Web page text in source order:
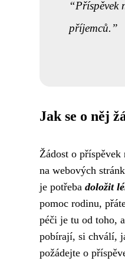
Příspěvek
příjemců.
Jak se o něj
Žádost o
na webových
je potřeba doložit
pomoc rodinu,
péči je tu od toho,
pobírají, si chválí,
požádejte o